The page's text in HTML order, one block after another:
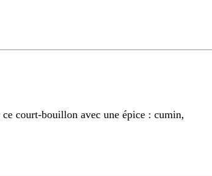
court-bouillon avec une épice : cumin,